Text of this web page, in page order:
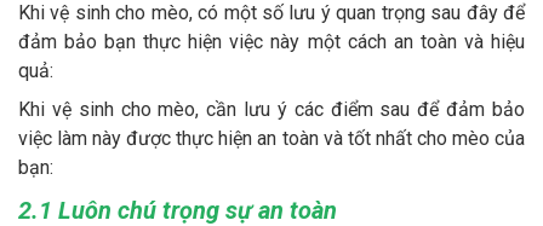
Khi vệ sinh cho mèo, có một số lưu ý quan trọng sau đây để
đảm bảo bạn thực hiện việc này một cách an toàn và hiệu
quả:
Khi vệ sinh cho mèo, cần lưu ý các điểm sau để đảm bảo
việc làm này được thực hiện an toàn và tốt nhất cho mèo của
bạn:
2.1 Luôn chú trọng sự an toàn